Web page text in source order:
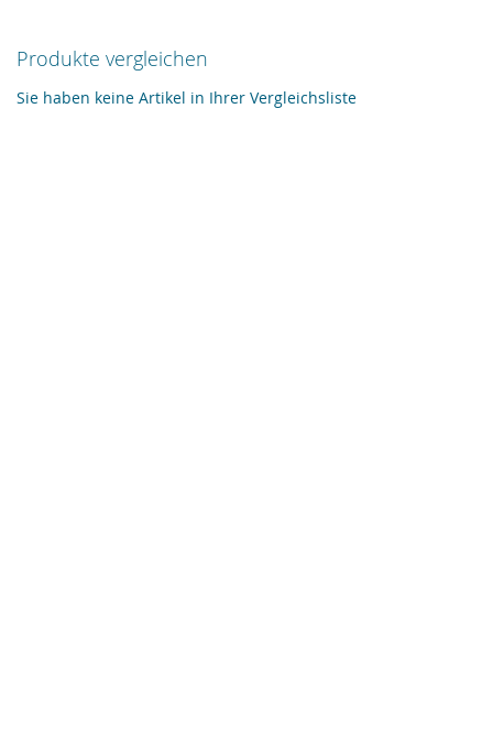
Produkte vergleichen
Sie haben keine Artikel in Ihrer Vergleichsliste